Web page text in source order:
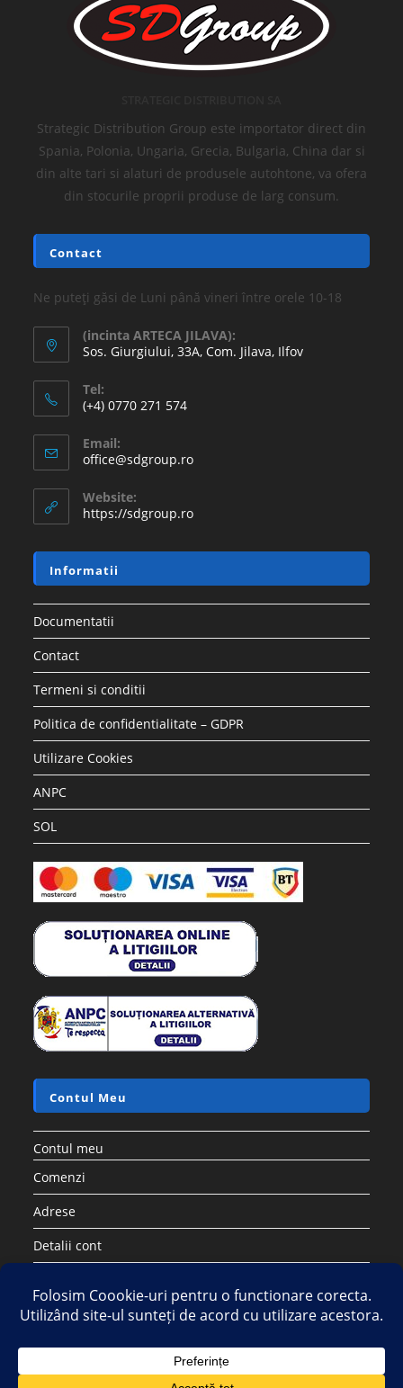
Strategic Distribution Group este importator direct din
Spania, Polonia, Ungaria, Grecia, Bulgaria, China dar si
din alte tari si alaturi de produsele autohtone, va ofera
din stocurile proprii produse de larg consum.
Contact
Ne puteți găsi de Luni până vineri între orele 10-18
(incinta ARTECA JILAVA):
Sos. Giurgiului, 33A, Com. Jilava, Ilfov
Tel:
(+4) 0770 271 574
Email:
office@sdgroup.ro
Website:
https://sdgroup.ro
Informatii
Documentatii
Contact
Termeni si conditii
Politica de confidentialitate – GDPR
Utilizare Cookies
ANPC
SOL
Contul Meu
Contul meu
Comenzi
Adrese
Detalii cont
Copyright 2026 - Strategic DIstribution Group